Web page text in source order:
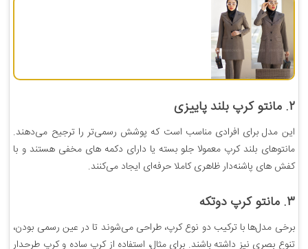
۲. مانتو کرپ بلند پاییزی
این مدل برای افرادی مناسب است که پوشش رسمی‌تر را ترجیح می‌دهند.
مانتوهای بلند کرپ معمولا جلو بسته یا دارای دکمه های مخفی هستند و با
کفش های پاشنه‌دار ظاهری کاملا حرفه‌ای ایجاد می‌کنند.
۳. مانتو کرپ دو‌تکه
برخی مدل‌ها با ترکیب دو نوع کرپ، طراحی می‌شوند تا در عین رسمی بودن،
تنوع بصری نیز داشته باشند. برای مثال، استفاده از کرپ ساده و کرپ طرحدار